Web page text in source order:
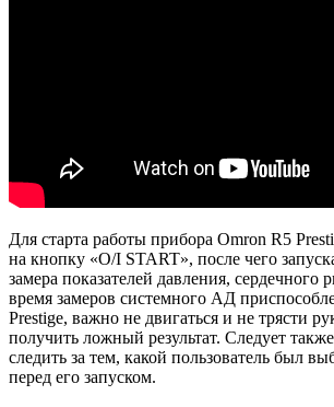
Для старта работы прибора Omron R5
на кнопку «O/I START», после чего
замера показателей давления, сердечного
время замеров системного АД
Prestige, важно не двигаться и не трясти
получить ложный результат. Следует
следить за тем, какой пользователь был
перед его запуском.